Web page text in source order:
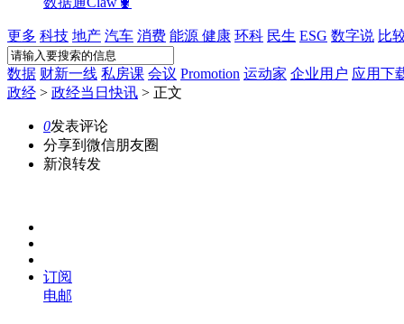
更多 科技 地产 汽车 消费 能源 健康 环科 民生 ESG 数字说 比
数据 财新一线 私房课 会议 Promotion 运动家 企业用户 应用下
政经 > 政经当日快讯 > 正文
0发表评论
分享到微信朋友圈
新浪转发
订阅
电邮